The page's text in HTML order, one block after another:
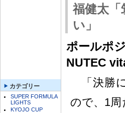
カテゴリー
SUPER FORMULA
LIGHTS
KYOJO CUP
福健太
い」
ポールポ
NUTEC
「決勝
ので、1